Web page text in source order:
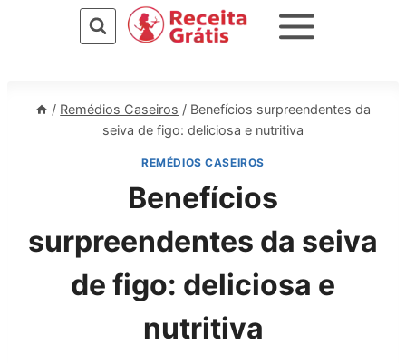
/ Remédios Caseiros / Benefícios surpreendentes da
seiva de figo: deliciosa e nutritiva
REMÉDIOS CASEIROS
Benefícios
surpreendentes da seiva
de figo: deliciosa e
nutritiva